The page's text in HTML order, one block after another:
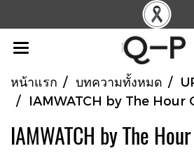
หน้าแรก บทความทั้งหมด
IAMWATCH by The Hour
IAMWATCH by The